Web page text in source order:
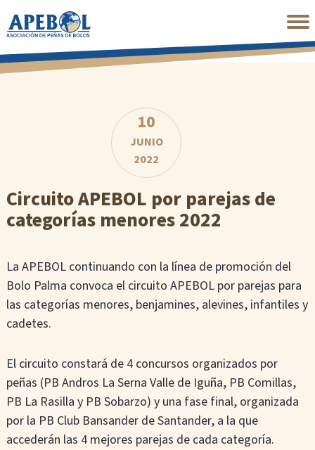
al
principal
10
JUNIO
2022
Circuito APEBOL por parejas de
categorías menores 2022
La APEBOL continuando con la línea de promoción del
Bolo Palma convoca el circuito APEBOL por parejas para
las categorías menores, benjamines, alevines, infantiles y
cadetes.
El circuito constará de 4 concursos organizados por
peñas (PB Andros La Serna Valle de Iguña, PB Comillas,
PB La Rasilla y PB Sobarzo) y una fase final, organizada
por la PB Club Bansander de Santander, a la que
accederán las 4 mejores parejas de cada categoría.